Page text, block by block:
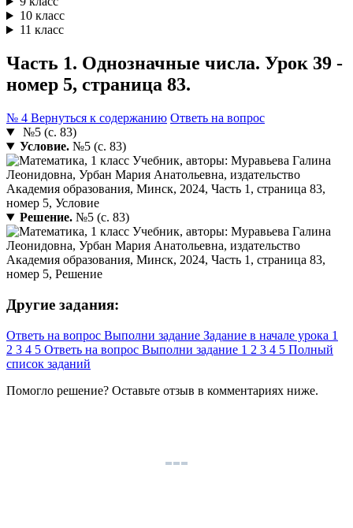
10 класс
11 класс
Часть 1. Однозначные числа. Урок 39 -
номер 5, страница 83.
№ 4 Вернуться к содержанию Ответь на вопрос
№5 (с. 83)
Условие.№5 (с. 83)
Решение.№5 (с. 83)
Другие задания:
Ответь на вопрос Выполни задание Задание в начале урока 1
2 3 4 5 Ответь на вопрос Выполни задание 1 2 3 4 5 Полный
список заданий
Помогло решение? Оставьте отзыв в комментариях ниже.